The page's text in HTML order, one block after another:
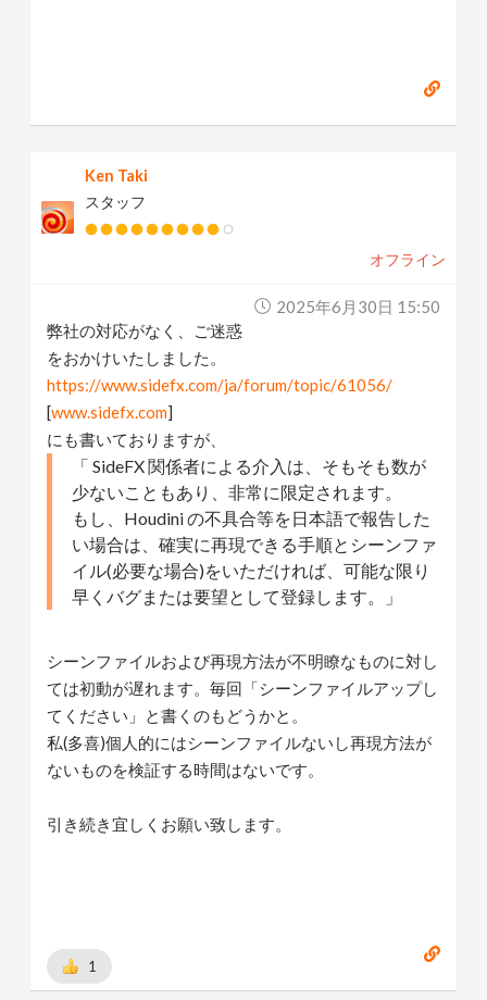
Ken Taki
スタッフ
オフライン
2025年6月30日 15:50
弊社の対応がなく、ご迷惑
をおかけいたしました。
https://www.sidefx.com/ja/forum/topic/61056/
[www.sidefx.com]
にも書いておりますが、
「 SideFX 関係者による介入は、そもそも数が
少ないこともあり、非常に限定されます。
もし、Houdini の不具合等を日本語で報告した
い場合は、確実に再現できる手順とシーンファ
イル(必要な場合)をいただければ、可能な限り
早くバグまたは要望として登録します。」
シーンファイルおよび再現方法が不明瞭なものに対し
ては初動が遅れます。毎回「シーンファイルアップし
てください」と書くのもどうかと。
私(多喜)個人的にはシーンファイルないし再現方法が
ないものを検証する時間はないです。
引き続き宜しくお願い致します。
1